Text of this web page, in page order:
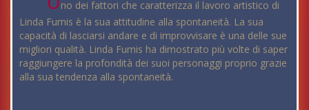
no dei fattori che caratterizza il lavoro artistico di
Linda Fumis è la sua attitudine alla spontaneità. La sua
capacità di lasciarsi andare e di improvvisare è una delle sue
migliori qualità. Linda Fumis ha dimostrato più volte di saper
raggiungere la profondità dei suoi personaggi proprio grazie
alla sua tendenza alla spontaneità.